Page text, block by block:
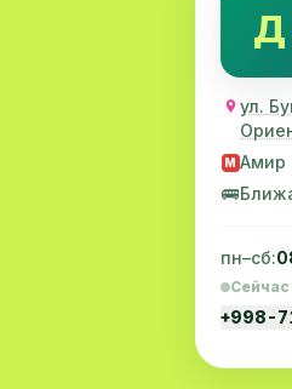
Д
ул.
M Амир
🚌
пн–сб:
+998-